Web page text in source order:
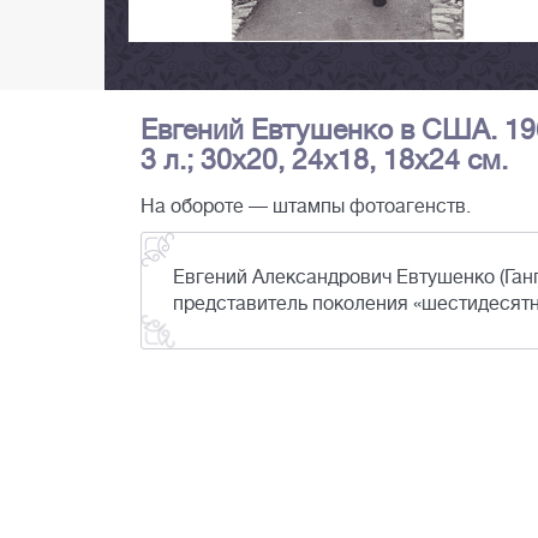
Евгений Евтушенко в США.
3 л.; 30х20, 24х18, 18х24 см.
На обороте — штампы фотоагенств.
Евгений Александрович Евтушенко
представитель поколения